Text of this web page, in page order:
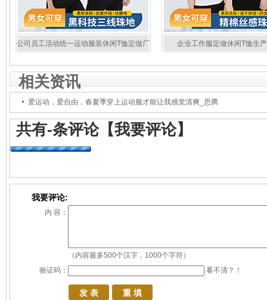
公司员工活动统一运动服装休闲T恤定做厂 企业工作服定做休闲T恤生
相关资讯
爱运动，爱自由，春夏季穿上运动服才能让我感觉清爽_思腾
共有-条评论【我要评论】
我要评论:
内 容：
（内容最多500个汉字，1000个字符）
验证码：
看不清？！